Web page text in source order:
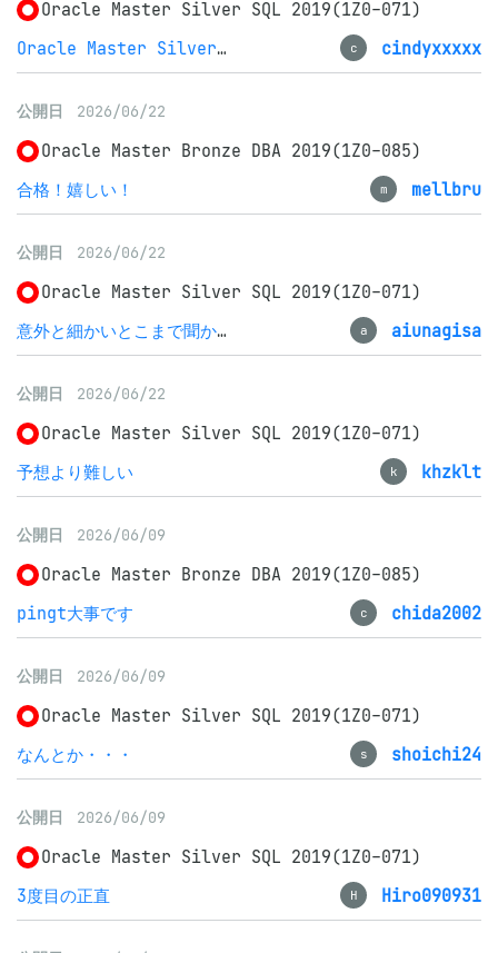
Oracle Master Silver SQL 2019(1Z0-071)
Oracle Master Silver SQL 2019(1Z0-071)
c cindyxxxxx
公開日 2026/06/22
Oracle Master Bronze DBA 2019(1Z0-085)
合格！嬉しい！
m mellbru
公開日 2026/06/22
Oracle Master Silver SQL 2019(1Z0-071)
意外と細かいとこまで聞かれる
a aiunagisa
公開日 2026/06/22
Oracle Master Silver SQL 2019(1Z0-071)
予想より難しい
k khzklt
公開日 2026/06/09
Oracle Master Bronze DBA 2019(1Z0-085)
pingt大事です
c chida2002
公開日 2026/06/09
Oracle Master Silver SQL 2019(1Z0-071)
なんとか・・・
s shoichi24
公開日 2026/06/09
Oracle Master Silver SQL 2019(1Z0-071)
3度目の正直
H Hiro090931